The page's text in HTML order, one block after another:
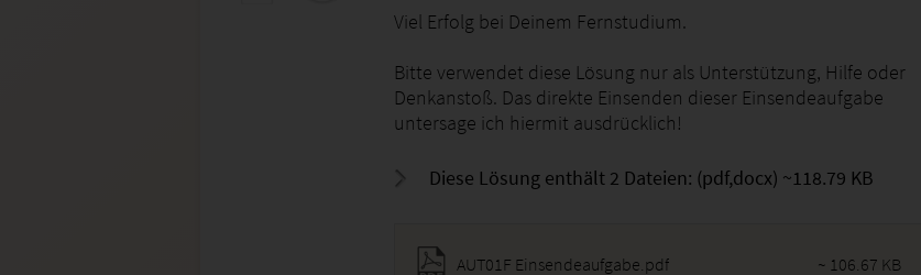
Viel Erfolg bei Deinem Fernstudium.
Bitte verwendet diese Lösung nur als Unterstützung, Hilfe oder
Denkanstoß. Das direkte Einsenden dieser Einsendeaufgabe
untersage ich hiermit ausdrücklich!
Diese Lösung enthält 2 Dateien: (pdf,docx) ~118.79 KB
AUT01F Einsendeaufgabe.pdf ~ 106.67 KB